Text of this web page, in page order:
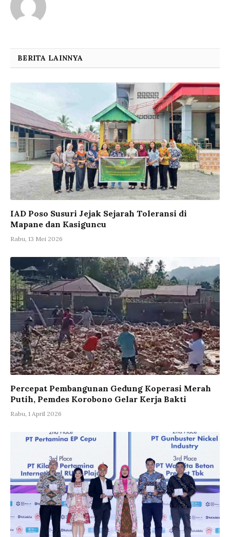
BERITA LAINNYA
IAD Poso Susuri Jejak Sejarah Toleransi di
Mapane dan Kasiguncu
Rabu, 13 Mei 2026
Percepat Pembangunan Gedung Koperasi Merah
Putih, Pemdes Korobono Gelar Kerja Bakti
Rabu, 1 April 2026